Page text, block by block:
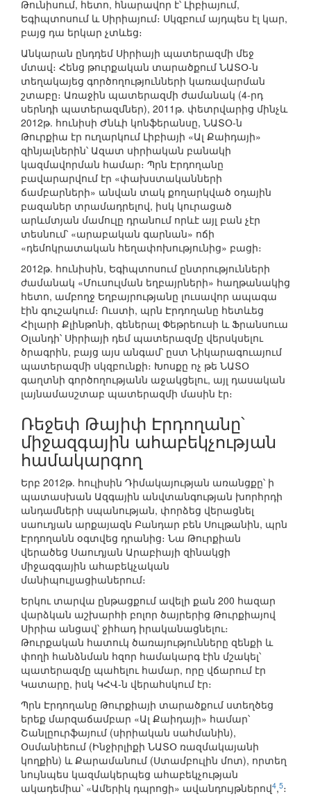
Թունիսում, հետո, հնարավոր է՝ Լիբիայում,
Եգիպտոսում և Սիրիայում։ Սկզբում այդպես էլ կար,
բայց դա երկար չտևեց։
Անկարան ընդդեմ Սիրիայի պատերազմի մեջ
մտավ։ Հենց թուրքական տարածքում ՆԱՏՕ-ն
տեղակայեց գործողությունների կառավարման
շտաբը։ Առաջին պատերազմի ժամանակ (4-րդ
սերնդի պատերազմներ), 2011թ. փետրվարից մինչև
2012թ. հունիսի Ժնևի կոնֆերանսը, ՆԱՏՕ-ն
Թուրքիա էր ուղարկում Լիբիայի «Ալ Քաիդայի»
զինյալներին՝ Ազատ սիրիական բանակի
կազմավորման համար։ Պրն Էրդողանը
բավարարվում էր «փախստականների
ճամբարների» անվան տակ քողարկված օդային
բազաներ տրամադրելով, իսկ կուրացած
արևմտյան մամուլը դրանում որևէ այլ բան չէր
տեսնում՝ «արաբական գարնան» ոճի
«դեմոկրատական հեղափոխությունից» բացի։
2012թ. հունիսին, Եգիպտոսում ընտրությունների
ժամանակ «Մուսուլման եղբայրների» հաղթանակից
հետո, ամբողջ Եղբայրությանը լուսավոր ապագա
էին գուշակում։ Ուստի, պրն Էրդողանը հետևեց
Հիլարի Քլինթոնի, գեներալ Փեթրեուսի և Ֆրանսուա
Օլանդի՝ Սիրիայի դեմ պատերազմը վերսկսելու
ծրագրին, բայց այս անգամ՝ ըստ Նիկարագուայում
պատերազմի սկզբունքի։ Խոսքը ոչ թե ՆԱՏՕ
գաղտնի գործողությանն աջակցելու, այլ դասական
լայնամասշտաբ պատերազմի մասին էր։
Ռեջեփ Թայիփ Էրդողանը՝
միջազգային ահաբեկչության
համակարգող
Երբ 2012թ. հուլիսին Դիմակայության առանցքը՝ ի
պատասխան Ազգային անվտանգության խորհրդի
անդամների սպանության, փորձեց վերացնել
սաուդյան արքայազն Բանդար բեն Սուլթանին, պրն
Էրդողանն օգտվեց դրանից։ Նա Թուրքիան
վերածեց Սաուդյան Արաբիայի զինակցի
միջազգային ահաբեկչական
մանիպուլյացիաներում։
Երկու տարվա ընթացքում ավելի քան 200 հազար
վարձկան աշխարհի բոլոր ծայրերից Թուրքիայով
Սիրիա անցավ՝ ջիհադ իրականացնելու։
Թուրքական հատուկ ծառայությունները զենքի և
փողի հանձնման հզոր համակարգ էին մշակել՝
պատերազմը պահելու համար, որը վճարում էր
Կատարը, իսկ ԿՀՎ-ն վերահսկում էր։
Պրն Էրդողանը Թուրքիայի տարածքում ստեղծեց
երեք մարզաճամբար «Ալ Քաիդայի» համար՝
Շանլըուրֆայում (սիրիական սահմանին),
Օսմանիեում (Ինջիրլիքի ՆԱՏՕ ռազմակայանի
կողքին) և Քարամանում (Ստամբուլին մոտ), որտեղ
նույնպես կազմակերպեց ահաբեկչության
ակադեմիա՝ «Ամերիկ դպրոցի» ավանդույթներով4,5։